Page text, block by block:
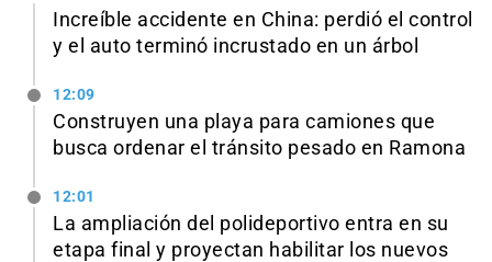
Increíble accidente en China: perdió el control
y el auto terminó incrustado en un árbol
12:09
Construyen una playa para camiones que
busca ordenar el tránsito pesado en Ramona
12:01
La ampliación del polideportivo entra en su
etapa final y proyectan habilitar los nuevos